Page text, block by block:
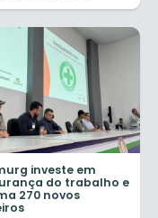
investe em
do trabalho e
270 novos